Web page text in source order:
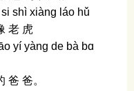
shì xiànɡ láo hǔ
老 虎
yí yànɡ de bà bɑ
爸 爸。